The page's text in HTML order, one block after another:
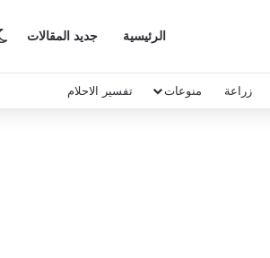
الرئيسية جديد المقالات
زراعة منوعات تفسير الاحلام